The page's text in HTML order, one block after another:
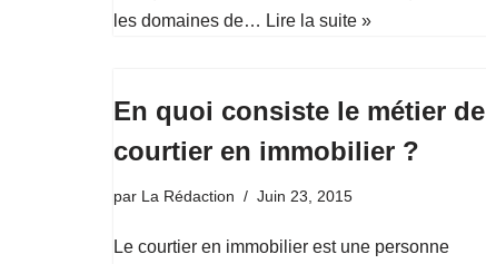
les domaines de… Lire la suite »
En quoi consiste le métier de
courtier en immobilier ?
par La Rédaction Juin 23, 2015
Le courtier en immobilier est une personne